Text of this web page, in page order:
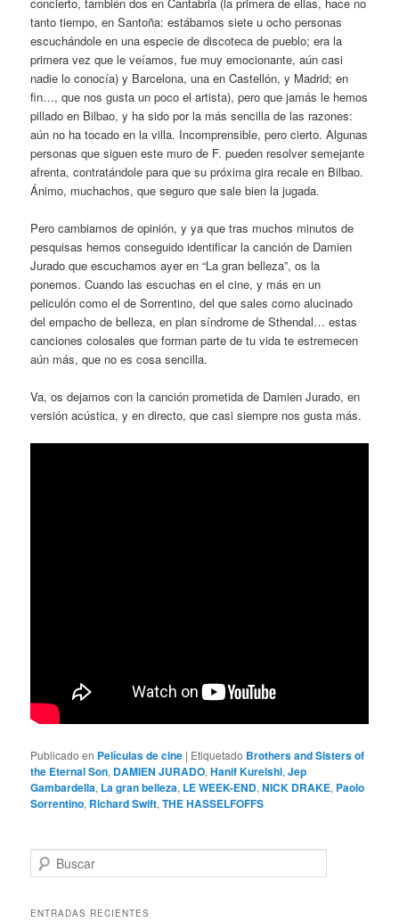
tanto tiempo, en Santoña: estábamos siete u ocho personas
escuchándole en una especie de discoteca de pueblo; era la
primera vez que le veíamos, fue muy emocionante, aún casi
nadie lo conocía) y Barcelona, una en Castellón, y Madrid; en
fin…, que nos gusta un poco el artista), pero que jamás le hemos
pillado en Bilbao, y ha sido por la más sencilla de las razones:
aún no ha tocado en la villa. Incomprensible, pero cierto. Algunas
personas que siguen este muro de F. pueden resolver semejante
afrenta, contratándole para que su próxima gira recale en Bilbao.
Ánimo, muchachos, que seguro que sale bien la jugada.
Pero cambiamos de opinión, y ya que tras muchos minutos de
pesquisas hemos conseguido identificar la canción de Damien
Jurado que escuchamos ayer en “La gran belleza”, os la
ponemos. Cuando las escuchas en el cine, y más en un
peliculón como el de Sorrentino, del que sales como alucinado
del empacho de belleza, en plan síndrome de Sthendal… estas
canciones colosales que forman parte de tu vida te estremecen
aún más, que no es cosa sencilla.
Va, os dejamos con la canción prometida de Damien Jurado, en
versión acústica, y en directo, que casi siempre nos gusta más.
Publicado en Películas de cine | Etiquetado Brothers and Sisters of
the Eternal Son, DAMIEN JURADO,Hanif Kureishi,Jep
Gambardella, La gran belleza, LE WEEK-END,NICK DRAKE, Paolo
Sorrentino, Richard Swift,THE HASSELFOFFS
u
c
ENTRADAS RECIENTES